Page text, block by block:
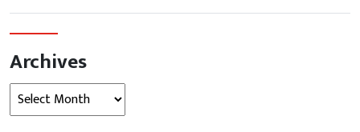
Archives
Archives